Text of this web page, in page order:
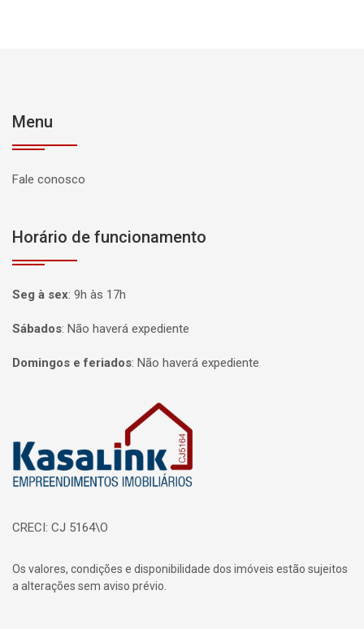
Menu
Fale conosco
Horário de funcionamento
Seg à sex: 9h às 17h
Sábados: Não haverá expediente
Domingos e feriados: Não haverá expediente
CRECI: CJ 5164\O
Os valores, condições e disponibilidade dos imóveis estão sujeitos
a alterações sem aviso prévio.